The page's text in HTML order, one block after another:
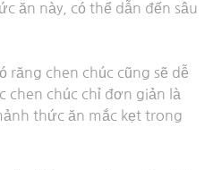
ăn này, có thể dẫn đến sâu
chen chúc cũng sẽ dễ
chen chúc chỉ đơn giản là
thức ăn mắc kẹt trong